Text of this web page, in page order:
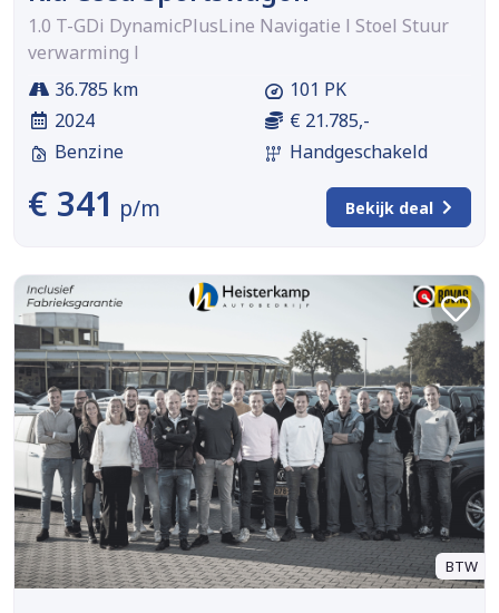
1.0 T-GDi DynamicPlusLine Navigatie l Stoel Stuur
verwarming l
36.785 km
2024
Benzine
101 PK
€ 21.785,-
Handgeschakeld
€ 341 p/m Bekijk deal
BTW